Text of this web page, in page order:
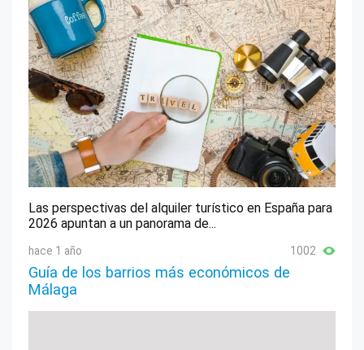
Las perspectivas del alquiler turístico en España para
2026 apuntan a un panorama de...
hace 1 año 1002
Guía de los barrios más económicos de
Málaga